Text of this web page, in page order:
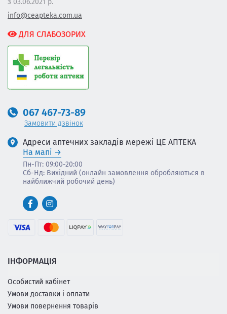
з 03.06.2021 р.
info@ceapteka.com.ua
ДЛЯ СЛАБОЗОРИХ
ІНФОРМАЦІЯ
Особистий кабінет
Умови доставки і оплати
Умови повернення товарів
067 467-73-89
Замовити дзвінок
Адреси аптечних закладів мережі ЦЕ АПТЕКА
На мапі
Пн-Пт: 09:00-20:00
Сб-Нд: Вихідний (онлайн замовлення обробляються в
найближчий робочий день)